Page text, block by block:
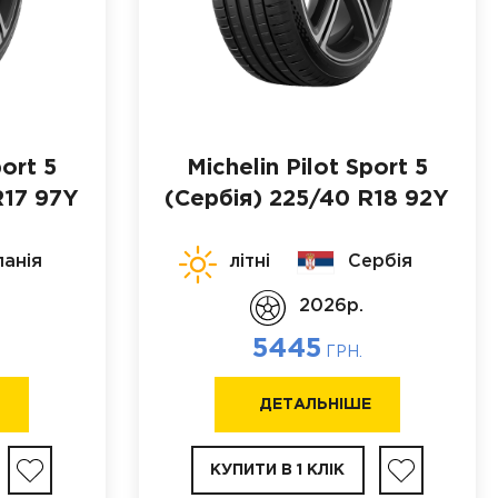
5
97Y
Michelin Pilot Sport 5
(Сербія) 225/40 R18 92Y
літні Сербія
2026p.
5445 ГРН.
ДЕТАЛЬНІШЕ
КУПИТИ В 1 КЛІК